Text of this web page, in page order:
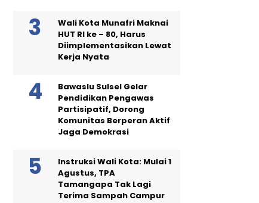
Wali Kota Munafri Maknai
HUT RI ke – 80, Harus
Diimplementasikan Lewat
Kerja Nyata
Bawaslu Sulsel Gelar
Pendidikan Pengawas
Partisipatif, Dorong
Komunitas Berperan Aktif
Jaga Demokrasi
Instruksi Wali Kota: Mulai 1
Agustus, TPA
Tamangapa Tak Lagi
Terima Sampah Campur